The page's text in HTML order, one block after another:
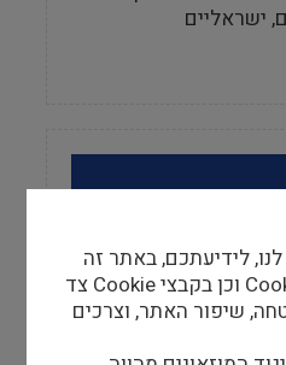
ישראליים
ו', שבת - 10:30 – 13:30, יום א' – סגור, בחגים
למבקרים
לידיעתכם, באתר זה
נעשה שימוש בקבצי Cookie וכן בקבצי Cookie צד
שיפור האתר, וצרכים